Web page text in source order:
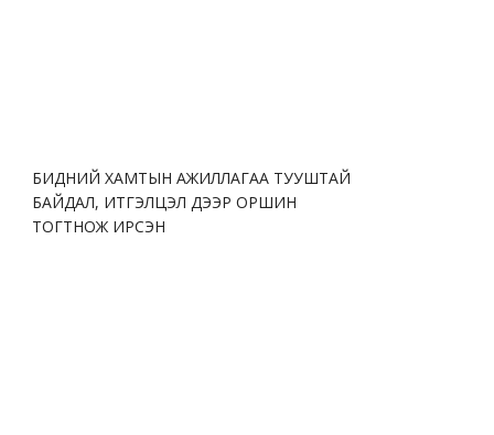
БИДНИЙ ХАМТЫН АЖИЛЛАГАА ТУУШТАЙ
БАЙДАЛ, ИТГЭЛЦЭЛ ДЭЭР ОРШИН
ТОГТНОЖ ИРСЭН